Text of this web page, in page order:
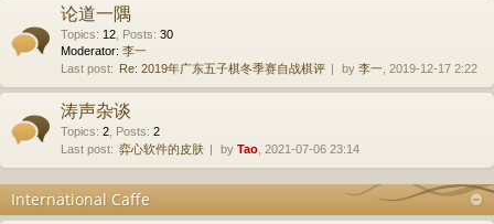
论道一隅
Topics: 12 Posts: 30
Moderator: 李一
Last post: Re: 2019年广东五子棋冬季赛自战棋评 by 李一 , 2019-12-17 2:22
涛声杂谈
Topics: 2 Posts: 2
Last post: 弈心软件的皮肤 by Tao , 2021-07-06 23:14
International Caffe